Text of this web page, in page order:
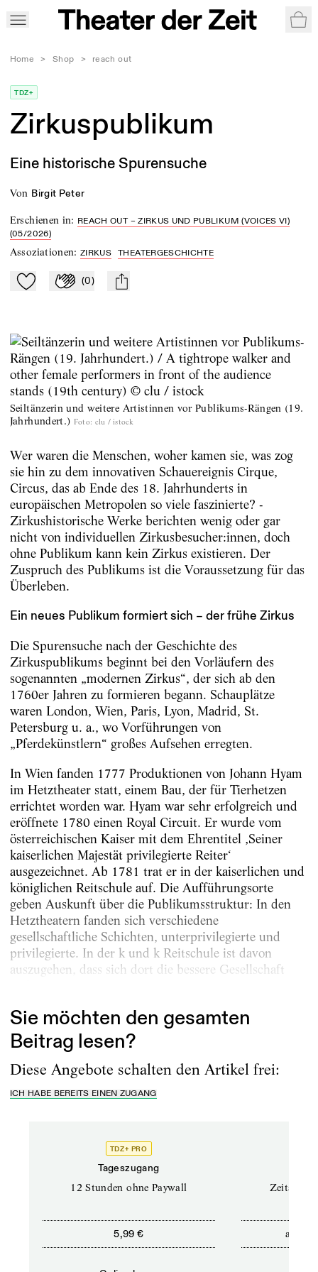
Home > Shop > reach out
TDZ+
Zirkuspublikum
Eine historische Spurensuche
von Birgit Peter
Erschienen in: REACH OUT – ZIRKUS UND PUBLIKUM (VOICES VI)
(05/2026)
Assoziationen:ZIRKUS THEATERGESCHICHTE
Zu Mein-TdZ hinzufügen
Applaudieren
(0) mail
Seiltänzerin und weitere Artistinnen vor Publikums-Rängen (19.
Jahrhundert.) Foto: clu / istock
Wer waren die Menschen, woher kamen sie, was zog
sie hin zu dem innovativen Schauereignis Cirque,
Circus, das ab Ende des 18. Jahrhunderts in
europäischen Metropolen so viele faszinierte? ­
Zirkushistorische Werke berichten wenig oder gar
nicht von individuellen Zirkusbesucher:innen, doch
ohne Publikum kann kein Zirkus existieren. Der
Zuspruch des Publikums ist die Voraussetzung für das
Überleben.
Ein neues Publikum formiert sich – der frühe Zirkus
Die Spurensuche nach der Geschichte des
Zirkuspublikums beginnt bei den Vorläufern des
sogenannten „modernen Zirkus“, der sich ab den
1760er Jahren zu formieren begann. Schauplätze
waren London, Wien, Paris, Lyon, Madrid, St.
Petersburg u. a., wo Vorführungen von
„Pferdekünstlern“ großes Aufsehen erregten.
In Wien fanden 1777 Produktionen von Johann Hyam
im Hetztheater statt, einem Bau, der für Tierhetzen
errichtet worden war. Hyam war sehr erfolgreich und
eröffnete 1780 einen Royal Circuit. Er wurde vom
österreichischen Kaiser mit dem Ehrentitel ‚Seiner
kaiserlichen Majestät privilegierte Reiter‘
ausgezeichnet. Ab 1781 trat er in der kaiserlichen und
königlichen Reitschule auf. Die Aufführungsorte
geben Auskunft über die Publikumsstruktur: In den
Hetztheatern fanden sich verschiedene
gesellschaftliche Schichten, unterprivilegierte und
privilegierte. In der k und k Reitschule ist davon
auszugehen, dass sich dort die bessere Gesellschaft
Sie möchten den gesamten
Beitrag lesen?
Diese Angebote schalten den Artikel frei:
ICH HABE BEREITS EINEN ZUGANG
TDZ+ PRO
Tageszugang
12 Stunden ohne Paywall
5,99 € ab